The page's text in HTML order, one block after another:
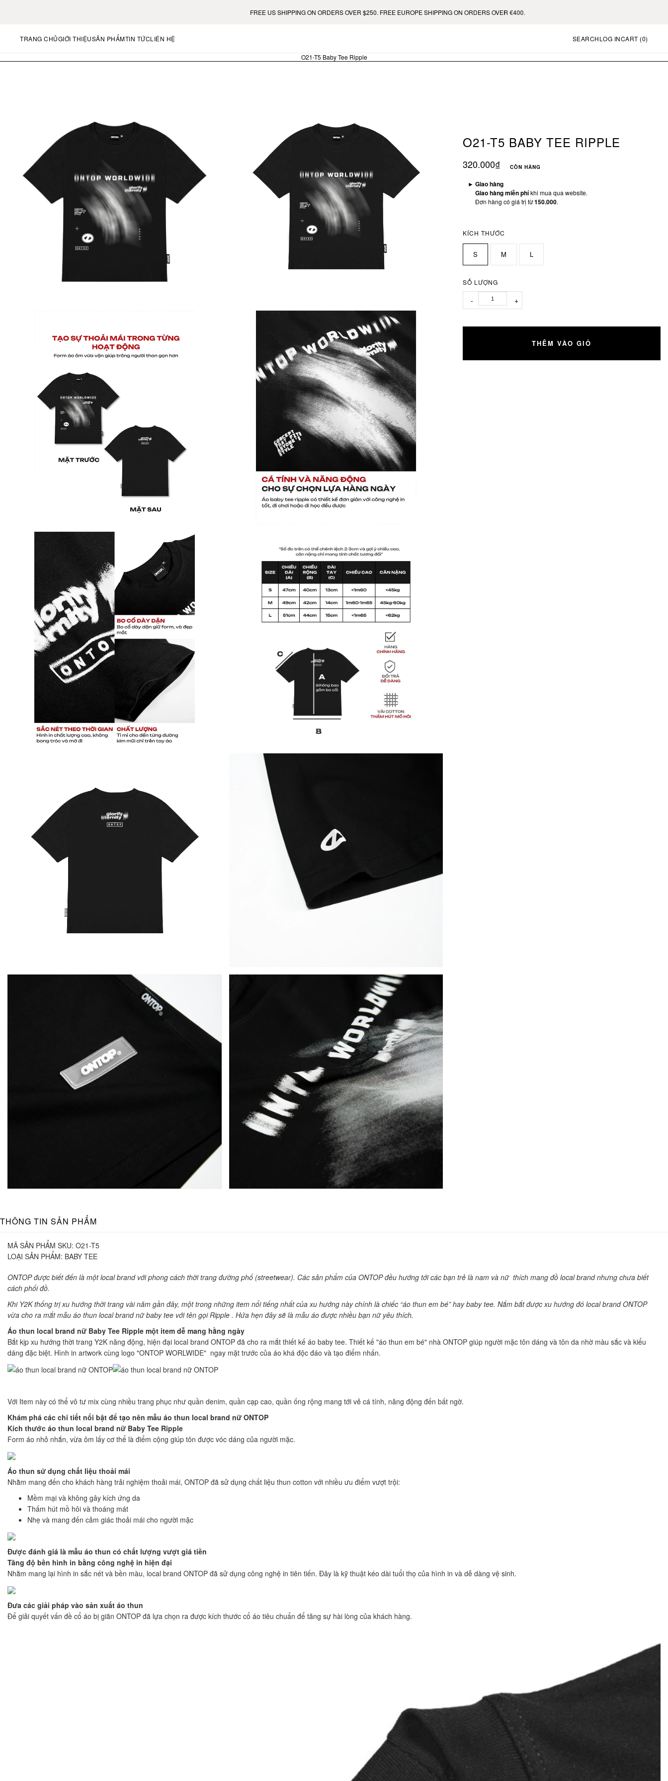
FREE US SHIPPING ON ORDERS OVER $250. FREE EUROPE SHIPPING ON ORDERS OVER €400.
TRANG CHỦGIỚI THIỆUSẢN PHẨMTIN TỨCLIÊN HỆ SEARCHLOG INCART (0)
O21-T5 Baby Tee Ripple
O21-T5 BABY TEE RIPPLE
320.000₫ CÒN HÀNG
► Giao hàng
Giao hàng miễn phíkhi mua qua website.
Đơn hàng có giá trị từ150.000.
KÍCH THƯỚC
S M L
SỐ LƯỢNG
- +
THÊM VÀO GIỎ
THÔNG TIN SẢN PHẨM
MÃ SẢN PHẨM SKU: O21-T5
LOẠI SẢN PHẨM: BABY TEE
ONTOP được biết đến là một local brand với phong cách thời trang đường phố (streetwear). Các sản phẩm của ONTOP đều hướng tới các bạn trẻ là nam và nữ thích mang đồ local brand nhưng chưa biết
cách phối đồ.
Khi Y2K thống trị xu hướng thời trang vài năm gần đây, một trong những item nổi tiếng nhất của xu hướng này chính là chiếc “áo thun em bé” hay baby tee. Nắm bắt được xu hướng đó local brand ONTOP
vừa cho ra mắt mẫu áo thun local brand nữ baby tee với tên gọi Ripple . Hứa hẹn đây sẽ là mẫu áo được nhiều bạn nữ yêu thích.
Áo thun local brand nữ Baby Tee Ripple một item dễ mang hằng ngày
Bắt kịp xu hướng thời trang Y2K năng động, hiện đại local brand ONTOP đã cho ra mắt thiết kế áo baby tee. Thiết kế "áo thun em bé" nhà ONTOP giúp người mặc tôn dáng và tôn da nhờ màu sắc và kiểu
dáng đặc biệt. Hình in artwork cùng logo "ONTOP WORLWIDE" ngay mặt trước của áo khá độc đáo và tạo điểm nhấn.
Với Item này có thể vô tư mix cùng nhiều trang phục như quần denim, quần cạp cao, quần ống rộng mang tới vẻ cá tính, năng động đến bất ngờ.
Khám phá các chi tiết nổi bật để tạo nên mẫu áo thun local brand nữ ONTOP
Kích thước áo thun local brand nữ Baby Tee Ripple
Form áo nhỏ nhắn, vừa ôm lấy cơ thể là điểm cộng giúp tôn được vóc dáng của người mặc.
Áo thun sử dụng chất liệu thoải mái
Nhằm mang đến cho khách hàng trải nghiệm thoải mái, ONTOP đã sử dụng chất liệu thun cotton với nhiều ưu điểm vượt trội:
Mềm mại và không gây kích ứng da
Thấm hút mồ hôi và thoáng mát
Nhẹ và mang đến cảm giác thoải mái cho người mặc
Được đánh giá là mẫu áo thun có chất lượng vượt giá tiền
Tăng độ bền hình in bằng công nghệ in hiện đại
Nhằm mang lại hình in sắc nét và bền màu, local brand ONTOP đã sử dụng công nghệ in tiên tiến. Đây là kỹ thuật kéo dài tuổi thọ của hình in và dễ dàng vệ sinh.
Đưa các giải pháp vào sản xuất áo thun
Để giải quyết vấn đề cổ áo bị giãn ONTOP đã lựa chọn ra được kích thước cổ áo tiêu chuẩn để tăng sự hài lòng của khách hàng.